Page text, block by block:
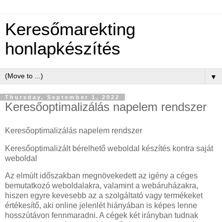
Keresőmarekting
honlapkészítés
▼
Thursday, September 1, 2022
Keresőoptimalizálás napelem rendszer
Keresőoptimalizálás napelem rendszer
Keresőoptimalizált bérelhető weboldal készítés kontra saját
weboldal
Az elmúlt időszakban megnövekedett az igény a céges
bemutatkozó weboldalakra, valamint a webáruházakra,
hiszen egyre kevesebb az a szolgáltató vagy termékeket
értékesítő, aki online jelenlét hiányában is képes lenne
hosszútávon fennmaradni. A cégek két irányban tudnak